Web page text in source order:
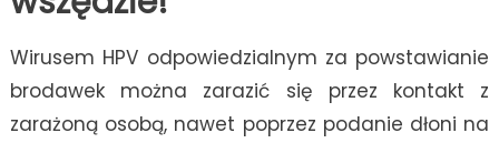
Wirusem HPV odpowiedzialnym za powstawianie
brodawek można zarazić się przez kontakt z
zarażoną osobą, nawet poprzez podanie dłoni na